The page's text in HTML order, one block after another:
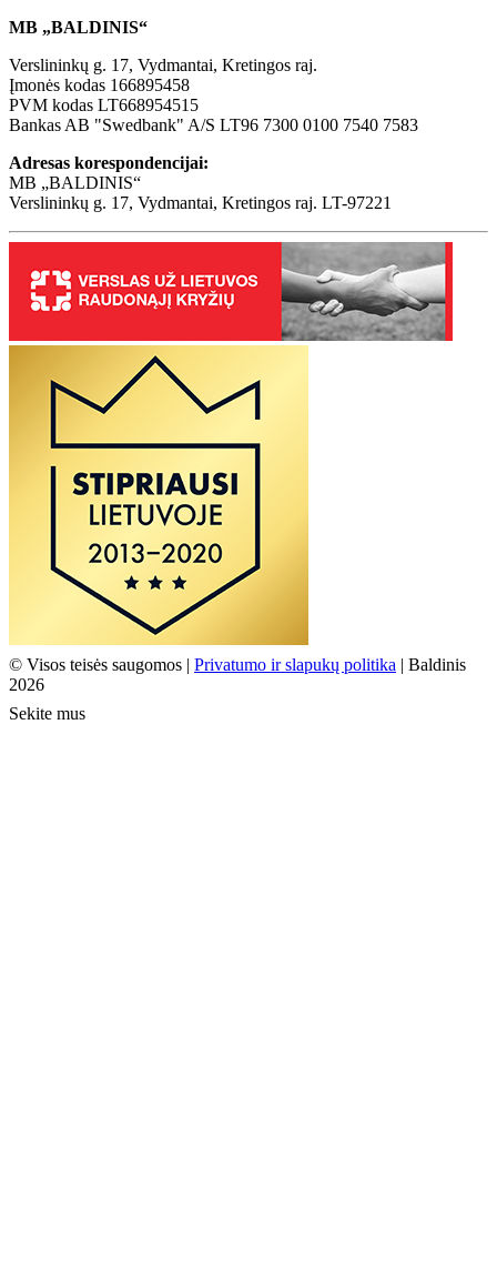
MB „BALDINIS“
Verslininkų g. 17, Vydmantai, Kretingos raj.
Įmonės kodas 166895458
PVM kodas LT668954515
Bankas AB "Swedbank" A/S LT96 7300 0100 7540 7583
Adresas korespondencijai:
MB „BALDINIS“
Verslininkų g. 17, Vydmantai, Kretingos raj. LT-97221
© Visos teisės saugomos | Privatumo ir slapukų politika | Baldinis
2026
Sekite mus